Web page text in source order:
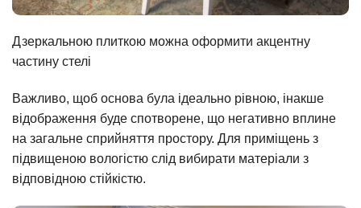
Дзеркальною плиткою можна оформити акцентну
частину стелі
Важливо, щоб основа була ідеально рівною, інакше
відображення буде спотворене, що негативно вплине
на загальне сприйняття простору. Для приміщень з
підвищеною вологістю слід вибирати матеріали з
відповідною стійкістю.